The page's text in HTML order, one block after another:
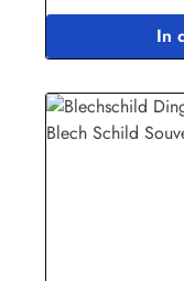
Lebensdauer ist
lizensierte
Veranstalter hat
Industrie
In